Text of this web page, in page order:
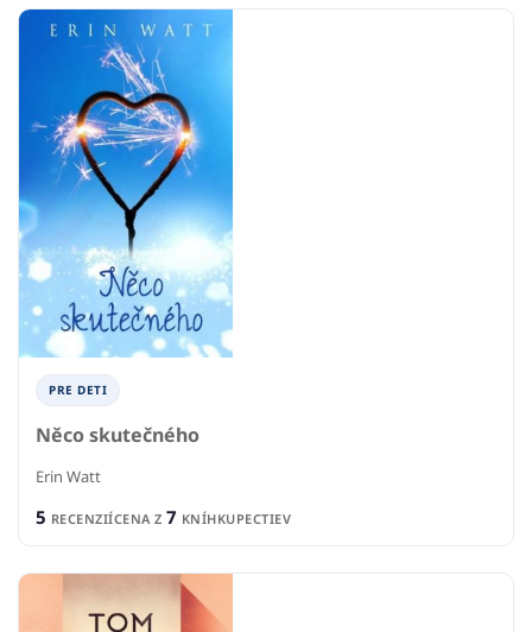
PRE DETI
Něco skutečného
Erin Watt
5 RECENZIÍCENA Z 7 KNÍHKUPECTIEV